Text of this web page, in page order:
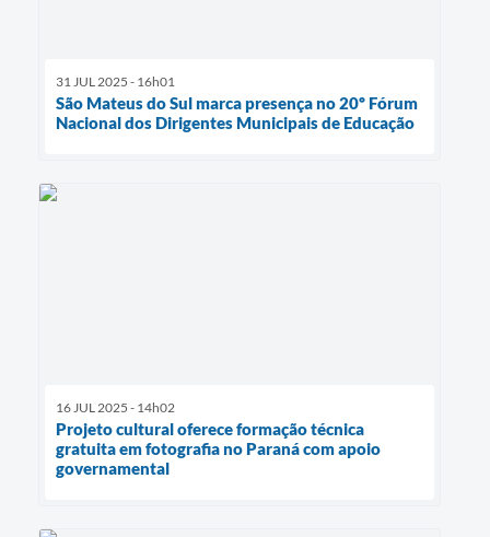
31 JUL 2025 - 16h01
São Mateus do Sul marca presença no 20º Fórum
Nacional dos Dirigentes Municipais de Educação
16 JUL 2025 - 14h02
Projeto cultural oferece formação técnica
gratuita em fotografia no Paraná com apoio
governamental